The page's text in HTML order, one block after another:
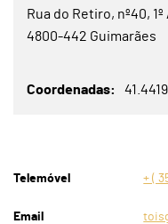
Rua do Retiro, nº40,
4800-442 Guimarães
Coordenadas
Telemóvel + (
Email